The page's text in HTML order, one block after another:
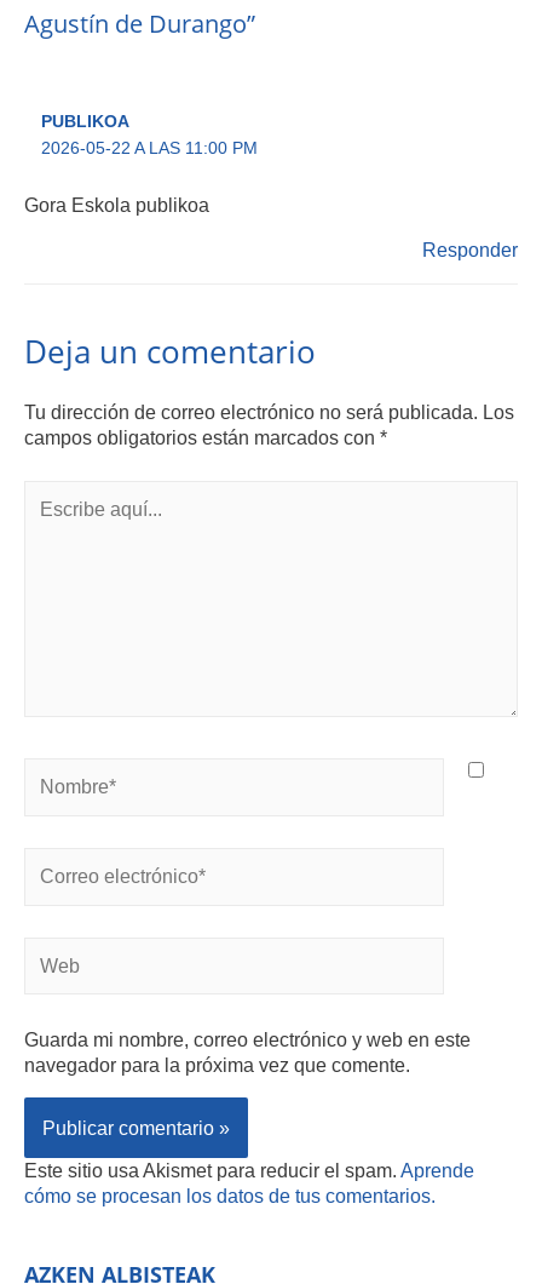
Agustín de Durango”
PUBLIKOA
2026-05-22 A LAS 11:00 PM
Gora Eskola publikoa
Responder
Deja un comentario
Tu dirección de correo electrónico no será publicada. Los
campos obligatorios están marcados con *
Guarda mi nombre, correo electrónico y web en este
navegador para la próxima vez que comente.
Este sitio usa Akismet para reducir el spam. Aprende
cómo se procesan los datos de tus comentarios.
AZKEN ALBISTEAK